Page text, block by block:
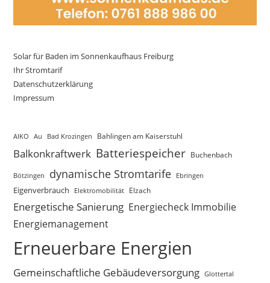
Solar für Baden im Sonnenkaufhaus Freiburg
Ihr Stromtarif
Datenschutzerklärung
Impressum
AIKO Au Bad Krozingen Bahlingen am Kaiserstuhl
Balkonkraftwerk Batteriespeicher Buchenbach
Bötzingen dynamische Stromtarife Ebringen
Eigenverbrauch Elektromobilität Elzach
Energetische Sanierung Energiecheck Immobilie
Energiemanagement
Erneuerbare Energien
Gemeinschaftliche Gebäudeversorgung Glottertal